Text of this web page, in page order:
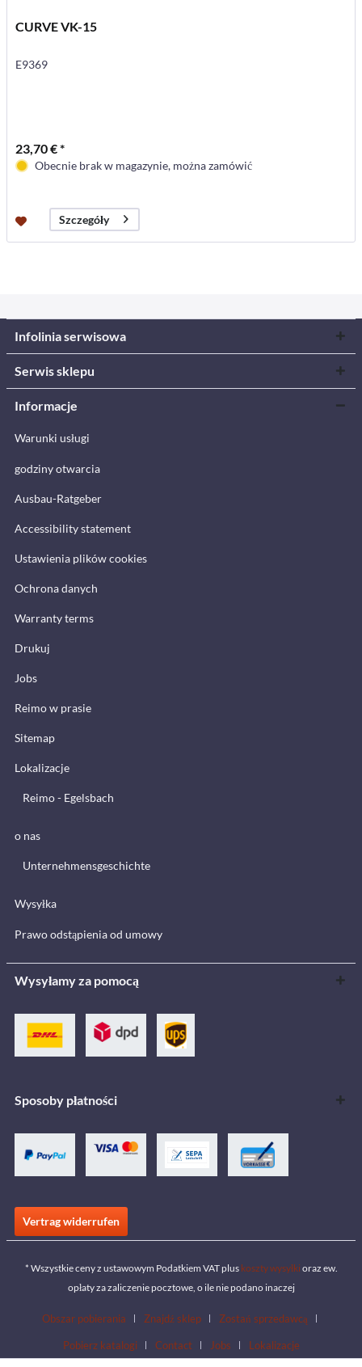
CURVE VK-15
E9369
23,70 € *
Obecnie brak w magazynie, można zamówić
Szczegóły
Infolinia serwisowa
Serwis sklepu
Informacje
Warunki usługi
godziny otwarcia
Ausbau-Ratgeber
Accessibility statement
Ustawienia plików cookies
Ochrona danych
Warranty terms
Drukuj
Jobs
Reimo w prasie
Sitemap
Lokalizacje
Reimo - Egelsbach
o nas
Unternehmensgeschichte
Wysyłka
Prawo odstąpienia od umowy
Wysyłamy za pomocą
Sposoby płatności
Vertrag widerrufen
* Wszystkie ceny z ustawowym Podatkiem VAT plus koszty wysyłki oraz ew.
opłaty za zaliczenie pocztowe, o ile nie podano inaczej
Obszar pobierania Znajdź sklep Zostań sprzedawcą
Pobierz katalogi Contact Jobs Lokalizacje